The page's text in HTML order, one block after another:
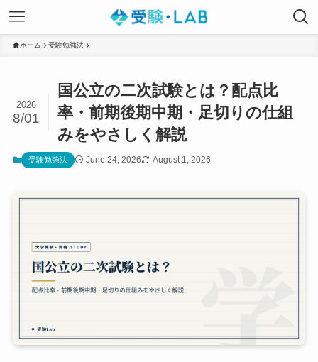
ホーム 受験勉強法
国公立の二次試験とは？配点比
率・前期後期中期・足切りの仕組
みをやさしく解説
2026
8/01
受験勉強法 June 24, 2026 August 1, 2026